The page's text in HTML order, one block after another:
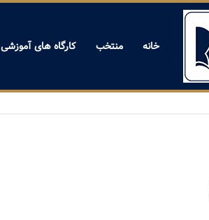
خانه منتخب کارگاه های آموزشی